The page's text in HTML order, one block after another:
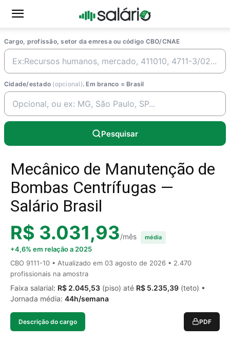
Cargo, profissão, setor da emresa ou código CBO/CNAE
Cidade/estado (opcional). Em branco = Brasil
Pesquisar
Mecânico de Manutenção de
Bombas Centrífugas —
Salário Brasil
R$ 3.031,93/mês média
+4,6% em relação a 2025
CBO 9111-10 • Atualizado em 03 agosto de 2026 • 2.470
profissionais na amostra
Faixa salarial: R$ 2.045,53 (piso) até R$ 5.235,39 (teto) •
Jornada média: 44h/semana
Descrição do cargo PDF